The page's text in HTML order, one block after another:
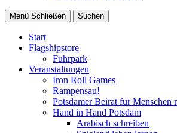
Menü Schließen Suchen
Start
Flagshipstore
Fuhrpark
Veranstaltungen
Iron Roll Games
Rampensau!
Potsdamer Beirat für Menschen
Hand in Hand Potsdam
Arabisch schreiben